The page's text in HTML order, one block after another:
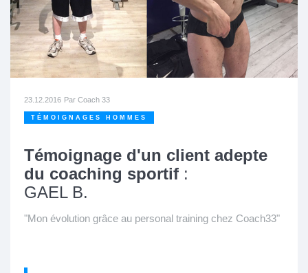
23.12.2016 Par Coach 33
TÉMOIGNAGES HOMMES
Témoignage d'un client adepte
du coaching sportif :
GAEL B.
"Mon évolution grâce au personal training chez Coach33"